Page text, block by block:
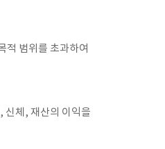
적 범위를 초과하여
신체, 재산의 이익을